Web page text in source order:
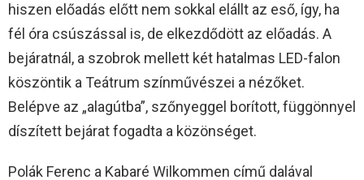
hiszen előadás előtt nem sokkal elállt az eső, így, ha
fél óra csúszással is, de elkezdődött az előadás. A
bejáratnál, a szobrok mellett két hatalmas LED-falon
köszöntik a Teátrum színművészei a nézőket.
Belépve az „alagútba”, szőnyeggel borított, függönnyel
díszített bejárat fogadta a közönséget.
Polák Ferenc a Kabaré Wilkommen című dalával